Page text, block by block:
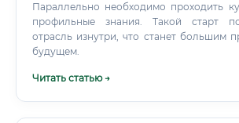
Параллельно необходимо проходить
профильные знания. Такой старт
отрасль изнутри, что станет большим
будущем.
Читать статью →